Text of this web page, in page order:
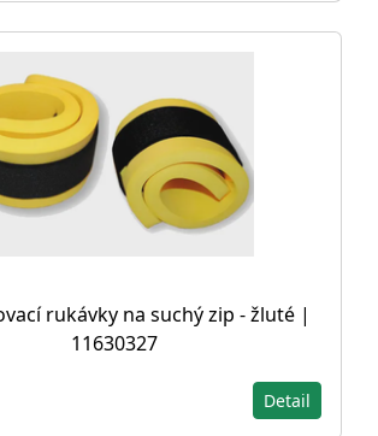
rukávky na suchý zip - žluté |
11630327
Detail